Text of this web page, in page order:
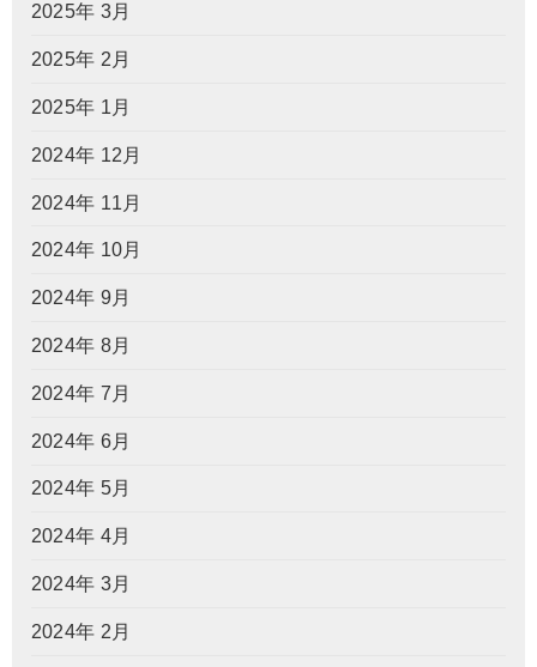
2025年 3月
2025年 2月
2025年 1月
2024年 12月
2024年 11月
2024年 10月
2024年 9月
2024年 8月
2024年 7月
2024年 6月
2024年 5月
2024年 4月
2024年 3月
2024年 2月